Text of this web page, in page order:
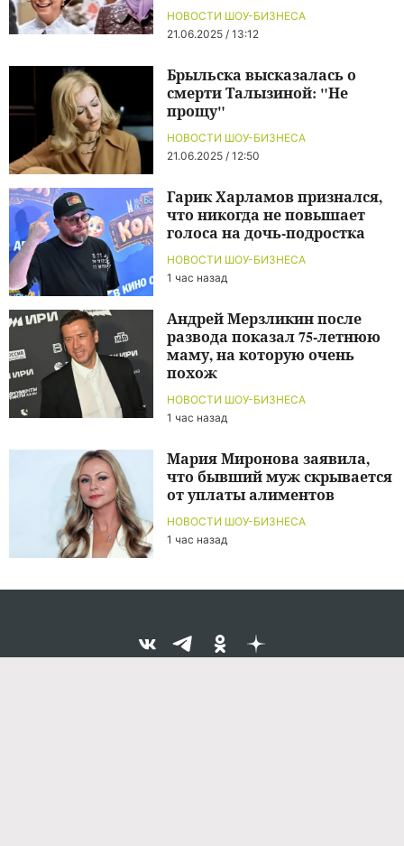
НОВОСТИ ШОУ-БИЗНЕСА
21.06.2025 / 13:12
НОВОСТИ ШОУ-БИЗНЕСА
21.06.2025 / 12:50
Брыльска высказалась о
смерти Талызиной: "Не
прощу"
НОВОСТИ ШОУ-БИЗНЕСА
1 час назад
Гарик Харламов признался,
что никогда не повышает
голоса на дочь-подростка
НОВОСТИ ШОУ-БИЗНЕСА
1 час назад
Андрей Мерзликин после
развода показал 75-летнюю
маму, на которую очень
похож
НОВОСТИ ШОУ-БИЗНЕСА
1 час назад
Мария Миронова заявила,
что бывший муж скрывается
от уплаты алиментов